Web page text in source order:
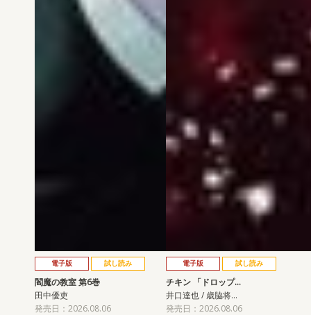
電子版 試し読み
閻魔の教室 第6巻
田中優吏
発売日：2026.08.06
電子版 試し読み
チキン 「ドロップ…
井口達也 / 歳脇将…
発売日：2026.08.06